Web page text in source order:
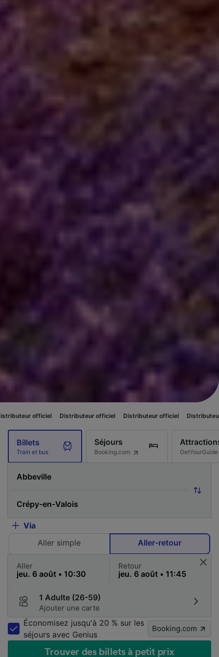
Distributeur officiel Distributeur officiel Distributeur officiel
Billets
Train et bus
Séjours
Booking.com GetYourGuide
Via
Aller simple
Aller-retour
Aller Retour
1 Adulte (26-59)
Ajouter une carte
Économisez jusqu'à 20 % sur les
séjours avec Genius
Booking.com
Trouver des billets à petit prix